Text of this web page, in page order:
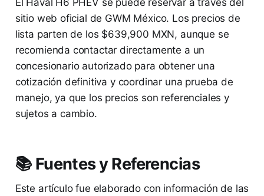
El Haval H6 PHEV se puede reservar a través del
sitio web oficial de GWM México. Los precios de
lista parten de los $639,900 MXN, aunque se
recomienda contactar directamente a un
concesionario autorizado para obtener una
cotización definitiva y coordinar una prueba de
manejo, ya que los precios son referenciales y
sujetos a cambio.
📚 Fuentes y Referencias
Este artículo fue elaborado con información de las